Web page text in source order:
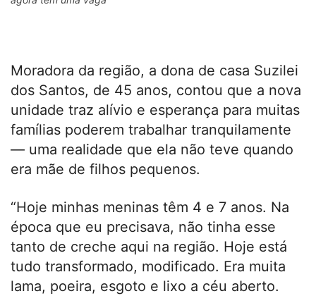
Moradora da região, a dona de casa Suzilei
dos Santos, de 45 anos, contou que a nova
unidade traz alívio e esperança para muitas
famílias poderem trabalhar tranquilamente
— uma realidade que ela não teve quando
era mãe de filhos pequenos.
“Hoje minhas meninas têm 4 e 7 anos. Na
época que eu precisava, não tinha esse
tanto de creche aqui na região. Hoje está
tudo transformado, modificado. Era muita
lama, poeira, esgoto e lixo a céu aberto.